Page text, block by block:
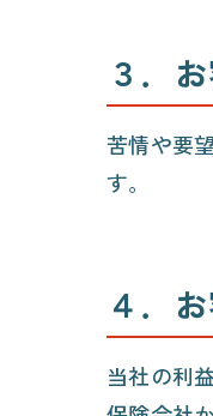
３．
苦情や要
す。
４．
当社の利